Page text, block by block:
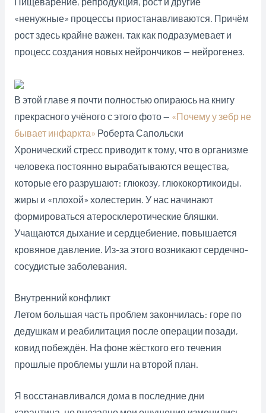
«ненужные» процессы при­оста­нав­ли­ва­ют­ся. Причём
рост здесь крайне важен, так как подразумевает и
процесс создания новых нейрончиков — нейрогенез.
В этой главе я почти полностью опираюсь на книгу
прекрасного учёного с этого фото — «Почему у зебр не
бывает инфаркта» Роберта Сапольски
Хронический стресс приводит к тому, что в организме
человека постоянно вы­ра­ба­ты­ва­ют­ся вещества,
которые его разрушают: глюкозу, глюкокортикоиды,
жиры и «плохой» холестерин. У нас начинают
формироваться атеросклеротические бляшки.
Учащаются дыхание и серд­це­би­е­ние, повышается
кровяное давление. Из-за этого возникают сердечно-
сосудистые заболевания.
Внутренний конфликт
Летом большая часть проблем закончилась: горе по
дедушкам и реабилитация после операции позади,
ковид побеждён. На фоне жёсткого его течения
прошлые проблемы ушли на второй план.
Я восстанавливался дома в последние дни